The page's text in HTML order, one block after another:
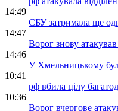
14:49
СБУ затримала ще
14:47
Ворог знову
14:46
У Хмельницькому
10:41
рф вбила цілу
10:36
Ворог вчергове